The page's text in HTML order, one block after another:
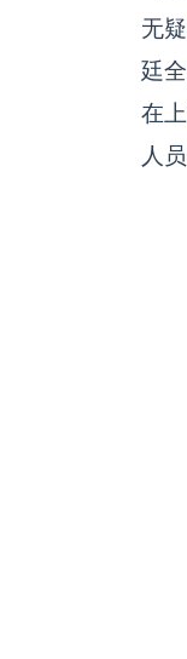
无
廷
在
人